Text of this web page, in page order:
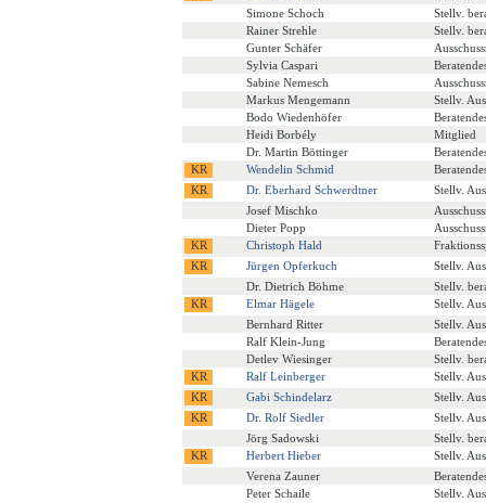
Simone Schoch
Stellv.
Rainer Strehle
Stellv.
Gunter Schäfer
Sylvia Caspari
Sabine Nemesch
Markus Mengemann
Stellv.
Bodo Wiedenhöfer
Heidi Borbély
Mitglied
Dr. Martin Böttinger
Wendelin Schmid
Dr. Eberhard Schwerdtner
Stellv.
Josef Mischko
Dieter Popp
Christoph Hald
Jürgen Opferkuch
Stellv.
Dr. Dietrich Böhme
Stellv.
Elmar Hägele
Stellv.
Bernhard Ritter
Stellv.
Ralf Klein-Jung
Detlev Wiesinger
Stellv.
Ralf Leinberger
Stellv.
Gabi Schindelarz
Stellv.
Dr. Rolf Siedler
Stellv.
Jörg Sadowski
Stellv.
Herbert Hieber
Stellv.
Verena Zauner
Peter Schaile
Stellv.